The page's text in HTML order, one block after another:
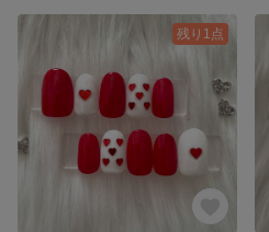
残り1点